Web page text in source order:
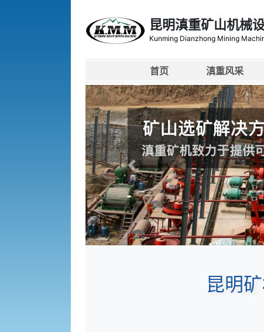
昆明滇重矿山机械
Kunming Dianzhong Mining
首页 滇重风采
上一张
昆明